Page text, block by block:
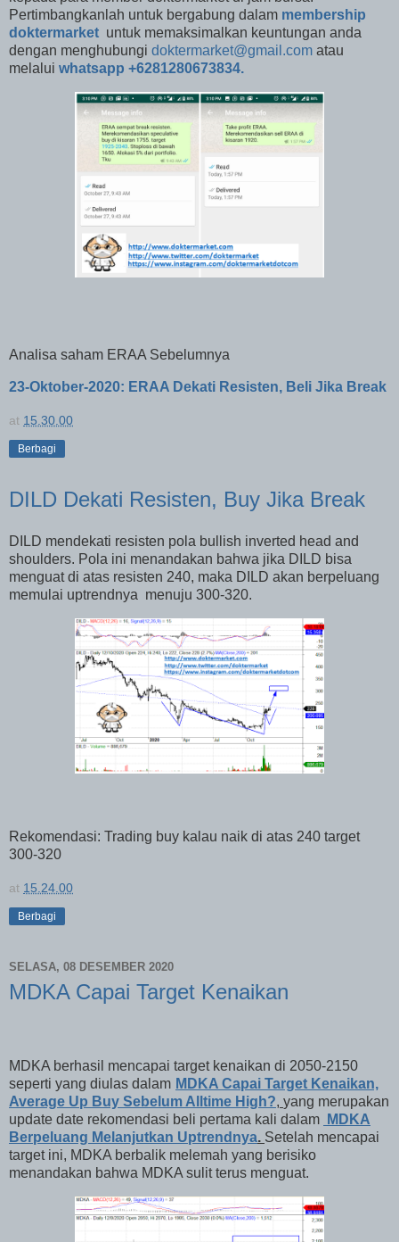
Pertimbangkanlah untuk bergabung dalam membership
doktermarket untuk memaksimalkan keuntungan anda
dengan menghubungi doktermarket@gmail.com atau
melalui whatsapp +6281280673834.
Analisa saham ERAA Sebelumnya
23-Oktober-2020: ERAA Dekati Resisten, Beli Jika Break
at 15.30.00
Berbagi
DILD Dekati Resisten, Buy Jika Break
DILD mendekati resisten pola bullish inverted head and
shoulders. Pola ini menandakan bahwa jika DILD bisa
menguat di atas resisten 240, maka DILD akan berpeluang
memulai uptrendnya menuju 300-320.
Rekomendasi: Trading buy kalau naik di atas 240 target
300-320
at 15.24.00
Berbagi
SELASA, 08 DESEMBER 2020
MDKA Capai Target Kenaikan
MDKA berhasil mencapai target kenaikan di 2050-2150
seperti yang diulas dalam MDKA Capai Target Kenaikan,
Average Up Buy Sebelum Alltime High?, yang merupakan
update date rekomendasi beli pertama kali dalam
MDKA
Berpeluang Melanjutkan Uptrendnya. Setelah mencapai
target ini, MDKA berbalik melemah yang berisiko
menandakan bahwa MDKA sulit terus menguat.